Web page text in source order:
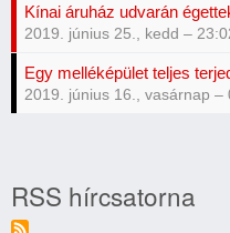
Kínai áruház udvarán
2019. június 25., kedd –
Egy melléképület teljes
2019. június 16., vasárnap –
RSS hírcsatorna